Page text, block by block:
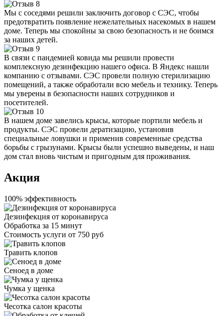
Мы с соседями решили заключить договор с СЭС, чтобы
предотвратить появление нежелательных насекомых в нашем
доме. Теперь мы спокойны за свою безопасность и не боимся
за наших детей.
В связи с пандемией ковида мы решили провести
комплексную дезинфекцию нашего офиса. В Яндекс нашли
компанию с отзывами. СЭС провели полную стерилизацию
помещений, а также обработали всю мебель и технику. Теперь
мы уверены в безопасности наших сотрудников и
посетителей.
В нашем доме завелись крысы, которые портили мебель и
продукты. СЭС провели дератизацию, установив
специальные ловушки и применив современные средства
борьбы с грызунами. Крысы были успешно выведены, и наш
дом стал вновь чистым и пригодным для проживания.
Акция
100% эффективность
Дезинфекция от коронавируса
Обработка за 15 минут
Стоимость услуги от 750 руб
Травить клопов
Сеноед в доме
Чумка у щенка
Чесотка салон красоты